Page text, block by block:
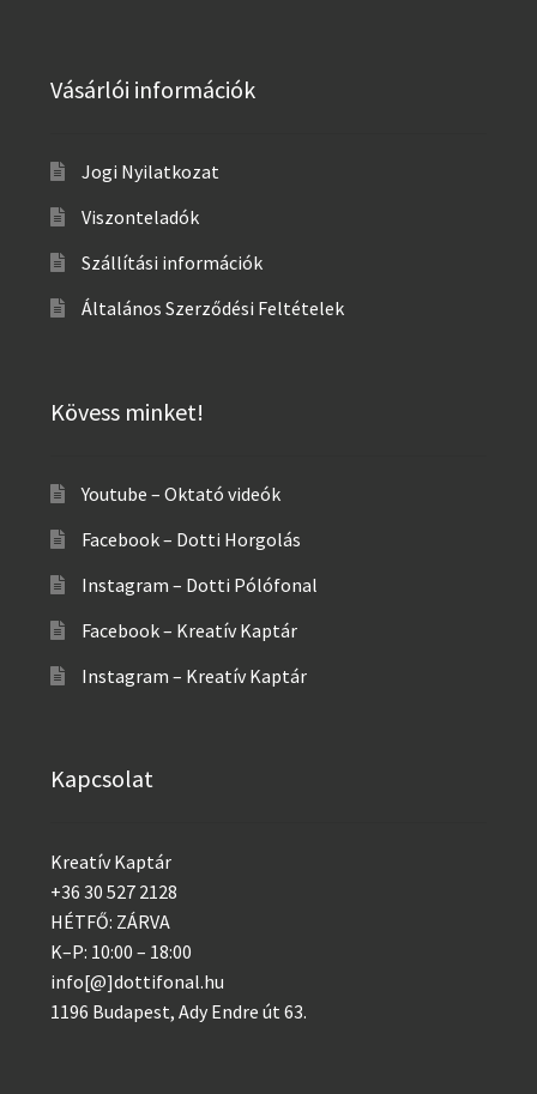
Vásárlói információk
Jogi Nyilatkozat
Viszonteladók
Szállítási információk
Általános Szerződési Feltételek
Kövess minket!
Youtube – Oktató videók
Facebook – Dotti Horgolás
Instagram – Dotti Pólófonal
Facebook – Kreatív Kaptár
Instagram – Kreatív Kaptár
Kapcsolat
Kreatív Kaptár
+36 30 527 2128
HÉTFŐ: ZÁRVA
K–P: 10:00 – 18:00
info[@]dottifonal.hu
1196 Budapest, Ady Endre út 63.